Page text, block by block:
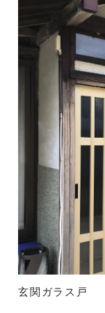
玄関ガラス戸